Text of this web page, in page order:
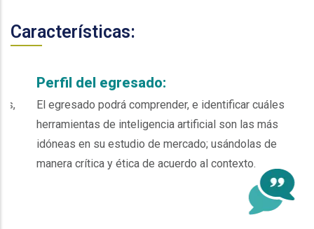
Características:
Perfil del egresado:
El egresado podrá comprender, e identificar cuáles
herramientas de inteligencia artificial son las más
idóneas en su estudio de mercado; usándolas de
manera crítica y ética de acuerdo al contexto.